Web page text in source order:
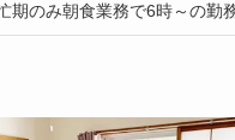
期のみ朝食業務で6時～の勤